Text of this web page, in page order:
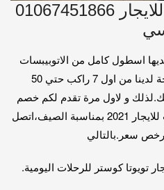
مينى باص 21 راكب للايجار 01067451866
اسطول كامل من الاتوبيبسات
لكافة العملاء،جميع الباصات متاحة لدينا من اول 7 راكب حتي 50
و لاول مرة تقدم لكم خصم
25% علي تويوتا كوستر 21 راكب للايجار 2021 بمناسبة الصيف،اتصل
سعر.بالتالي